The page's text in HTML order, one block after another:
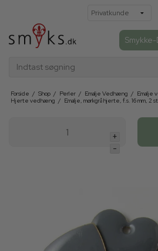
Smykke-
Indtast søgning
Forside / Shop / Perler / Emalje Vedhæng / Emalje
Hjerte vedhæng / Emalje, mørkgrå hjerte, f.s. 16 mm, 2
+
-